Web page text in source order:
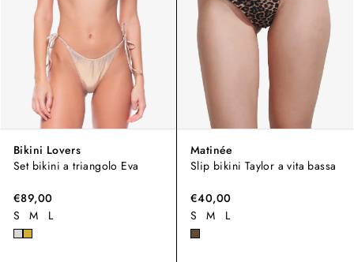
Bikini Lovers
Set bikini a triangolo Eva
€89,00
S
M L
Matinée
Slip bikini Taylor a vita bassa
€40,00
S
M L